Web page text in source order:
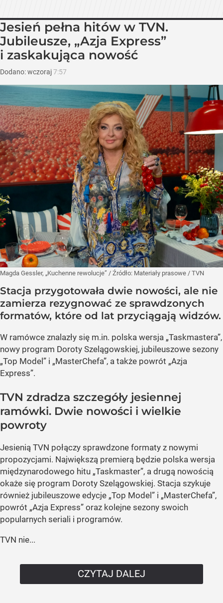
Jesień pełna hitów w TVN.
Jubileusze, „Azja Express”
i zaskakująca nowość
Dodano:wczoraj7:57
Magda Gessler, „Kuchenne rewolucje” / Źródło: Materiały prasowe / TVN
Stacja przygotowała dwie nowości, ale nie
zamierza rezygnować ze sprawdzonych
formatów, które od lat przyciągają widzów.
W ramówce znalazły się m.in. polska wersja „Taskmastera”,
nowy program Doroty Szelągowskiej, jubileuszowe sezony
„Top Model” i „MasterChefa”, a także powrót „Azja
Express”.
TVN zdradza szczegóły jesiennej
ramówki. Dwie nowości i wielkie
powroty
Jesienią TVN połączy sprawdzone formaty z nowymi
propozycjami. Największą premierą będzie polska wersja
międzynarodowego hitu „Taskmaster”, a drugą nowością
okaże się program Doroty Szelągowskiej. Stacja szykuje
również jubileuszowe edycje „Top Model” i „MasterChefa”,
powrót „Azja Express” oraz kolejne sezony swoich
popularnych seriali i programów.
TVN nie...
CZYTAJ DALEJ